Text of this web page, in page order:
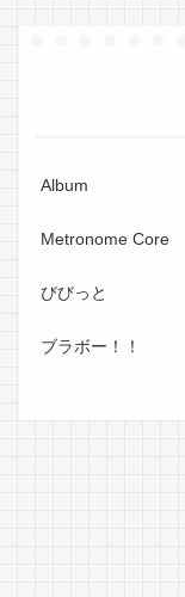
Album
Metronome Core
びびっと
ブラボー！！